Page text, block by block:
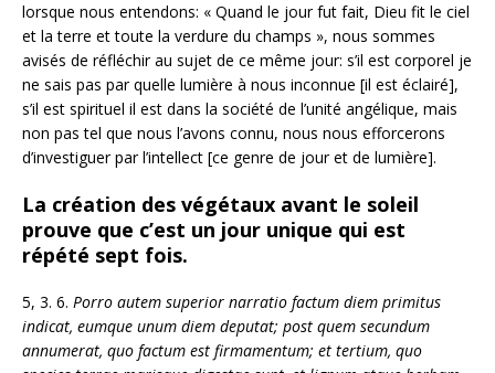
lorsque nous entendons: « Quand le jour fut fait, Dieu fit le ciel
et la terre et toute la verdure du champs », nous sommes
avisés de réfléchir au sujet de ce même jour: s’il est corporel je
ne sais pas par quelle lumière à nous inconnue [il est éclairé],
s’il est spirituel il est dans la société de l’unité angélique, mais
non pas tel que nous l’avons connu, nous nous efforcerons
d’investiguer par l’intellect [ce genre de jour et de lumière].
La création des végétaux avant le soleil
prouve que c’est un jour unique qui est
répété sept fois.
5, 3. 6. Porro autem superior narratio factum diem primitus
indicat, eumque unum diem deputat; post quem secundum
annumerat, quo factum est firmamentum; et tertium, quo